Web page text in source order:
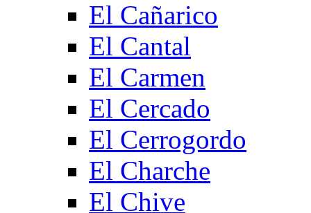
El Cañarico
El Cantal
El Carmen
El Cercado
El Cerrogordo
El Charche
El Chive